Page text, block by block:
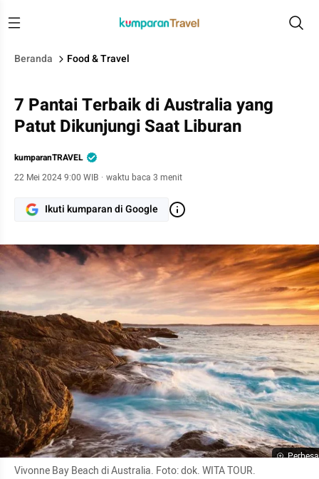
Beranda Food & Travel
7 Pantai Terbaik di Australia yang
Patut Dikunjungi Saat Liburan
kumparanTRAVEL
22 Mei 2024 9:00 WIB · waktu baca 3 menit
Ikuti kumparan di Google
Vivonne Bay Beach di Australia. Foto: dok. WITA TOUR.